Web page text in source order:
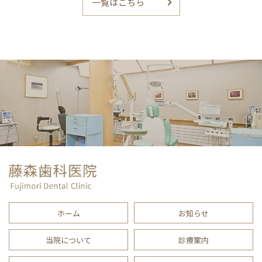
ホーム お知らせ
当院について 診療案内